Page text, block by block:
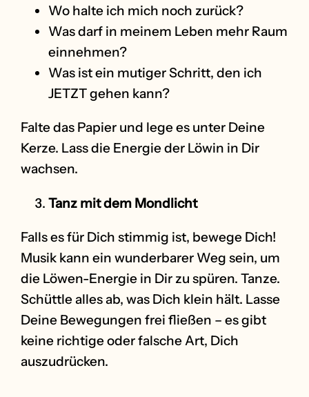
Wo halte ich mich noch zurück?
Was darf in meinem Leben mehr Raum
einnehmen?
Was ist ein mutiger Schritt, den ich
JETZT gehen kann?
Falte das Papier und lege es unter Deine
Kerze. Lass die Energie der Löwin in Dir
wachsen.
Tanz mit dem Mondlicht
Falls es für Dich stimmig ist, bewege Dich!
Musik kann ein wunderbarer Weg sein, um
die Löwen-Energie in Dir zu spüren. Tanze.
Schüttle alles ab, was Dich klein hält. Lasse
Deine Bewegungen frei fließen – es gibt
keine richtige oder falsche Art, Dich
auszudrücken.